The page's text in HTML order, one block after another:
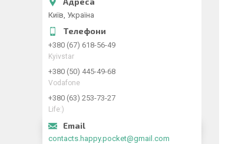
Київ, Україна
+380 (67) 618-56-49
Kyivstar
+380 (50) 445-49-68
Vodafone
+380 (63) 253-73-27
Life:)
contacts.happy.pocket@gmail.com